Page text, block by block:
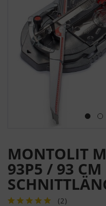
MONTOLIT
93P5 / 93 CM
(2)